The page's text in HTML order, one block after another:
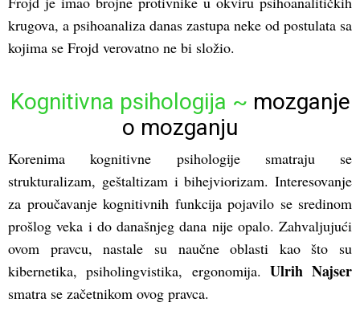
krugova, a psihoanaliza danas zastupa neke od postulata sa
kojima se Frojd verovatno ne bi složio.
Kognitivna psihologija ~ mozganje
o mozganju
Korenima kognitivne psihologije smatraju se
strukturalizam, geštaltizam i bihejviorizam. Interesovanje
za proučavanje kognitivnih funkcija pojavilo se sredinom
prošlog veka i do današnjeg dana nije opalo. Zahvaljujući
ovom pravcu, nastale su naučne oblasti kao što su
kibernetika, psiholingvistika, ergonomija. Ulrih Najser
smatra se začetnikom ovog pravca.